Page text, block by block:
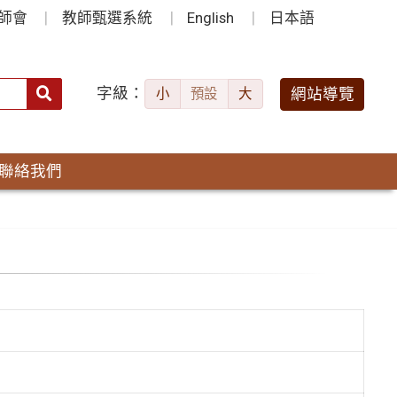
會 教師甄選系統 English 日本語
字級： 小 預設 大 網站導覽
絡我們